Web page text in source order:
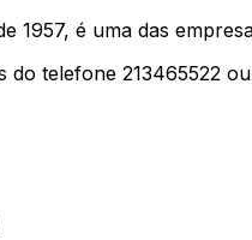
1957, é uma das
do telefone 213465522